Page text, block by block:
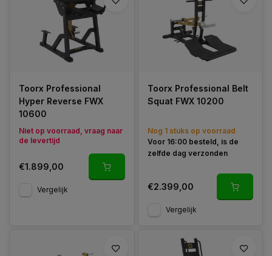
Toorx Professional
Hyper Reverse FWX
10600
Niet op voorraad, vraag naar
de levertijd
€1.899,00
Vergelijk
Toorx Professional Belt
Squat FWX 10200
Nog 1 stuks op voorraad
Voor 16:00 besteld, is de
zelfde dag verzonden
€2.399,00
Vergelijk